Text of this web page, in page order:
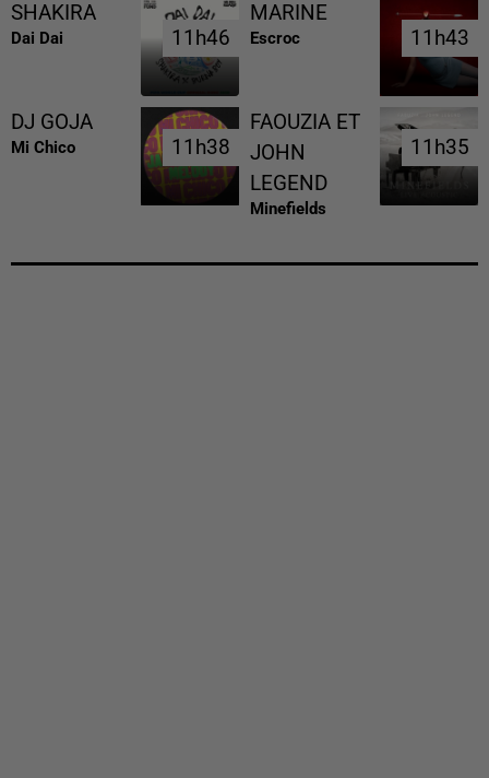
SHAKIRA
Dai Dai 11h46
11h46
MARINE
Escroc 11h43
11h43
DJ GOJA
Mi Chico 11h38
11h38
FAOUZIA ET
JOHN
LEGEND
Minefields
11h35
11h35